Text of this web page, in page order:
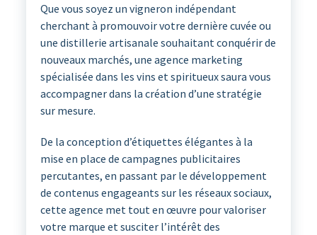
Que vous soyez un vigneron indépendant
cherchant à promouvoir votre dernière cuvée ou
une distillerie artisanale souhaitant conquérir de
nouveaux marchés, une agence marketing
spécialisée dans les vins et spiritueux saura vous
accompagner dans la création d’une stratégie
sur mesure.
De la conception d’étiquettes élégantes à la
mise en place de campagnes publicitaires
percutantes, en passant par le développement
de contenus engageants sur les réseaux sociaux,
cette agence met tout en œuvre pour valoriser
votre marque et susciter l’intérêt des